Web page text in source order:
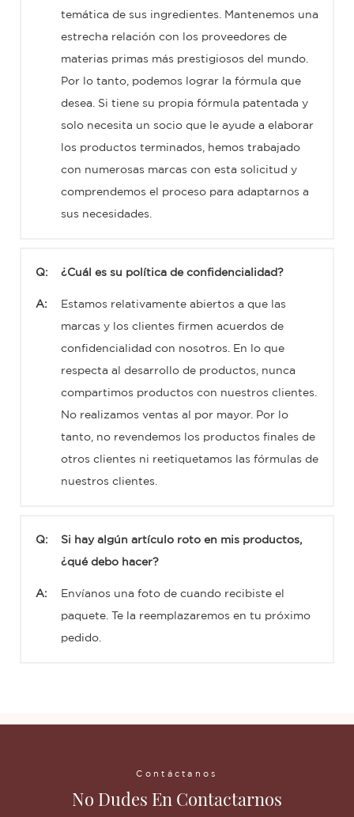
temática de sus ingredientes. Mantenemos una
estrecha relación con los proveedores de
materias primas más prestigiosos del mundo.
Por lo tanto, podemos lograr la fórmula que
desea. Si tiene su propia fórmula patentada y
solo necesita un socio que le ayude a elaborar
los productos terminados, hemos trabajado
con numerosas marcas con esta solicitud y
comprendemos el proceso para adaptarnos a
sus necesidades.
Q: ¿Cuál es su política de confidencialidad?
A: Estamos relativamente abiertos a que las
marcas y los clientes firmen acuerdos de
confidencialidad con nosotros. En lo que
respecta al desarrollo de productos, nunca
compartimos productos con nuestros clientes.
No realizamos ventas al por mayor. Por lo
tanto, no revendemos los productos finales de
otros clientes ni reetiquetamos las fórmulas de
nuestros clientes.
Q: Si hay algún artículo roto en mis productos,
¿qué debo hacer?
A: Envíanos una foto de cuando recibiste el
paquete. Te la reemplazaremos en tu próximo
pedido.
Contáctanos
No Dudes En Contactarnos